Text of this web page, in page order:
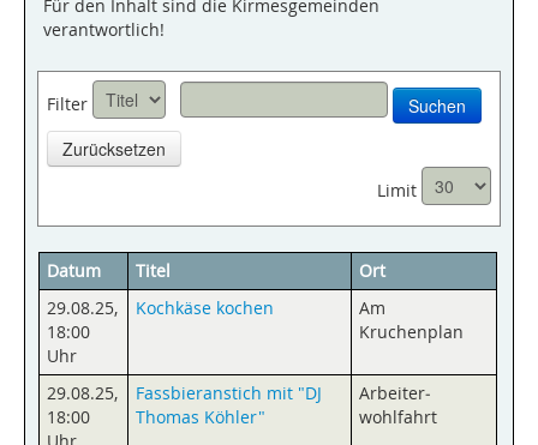
Für den Inhalt sind die Kirmesgemeinden
verantwortlich!
Filter
Suchen
Zurücksetzen
Limit
Datum Titel
Ort
29.08.25,
18:00
Uhr
Kochkäse kochen
Am
Kruchenplan
29.08.25,
18:00
Fassbieranstich mit "DJ
Thomas Köhler"
Arbeiter­
wohlfahrt